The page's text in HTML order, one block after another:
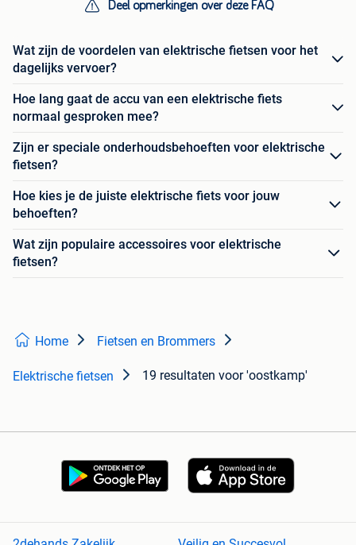
Deel opmerkingen over deze FAQ
Wat zijn de voordelen van elektrische fietsen voor het
dagelijks vervoer?
Hoe lang gaat de accu van een elektrische fiets
normaal gesproken mee?
Zijn er speciale onderhoudsbehoeften voor elektrische
fietsen?
Hoe kies je de juiste elektrische fiets voor jouw
behoeften?
Wat zijn populaire accessoires voor elektrische
fietsen?
Home Fietsen en Brommers
Elektrische fietsen 19 resultaten voor 'oostkamp'